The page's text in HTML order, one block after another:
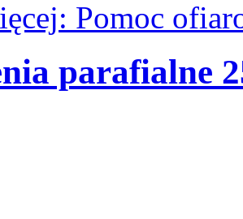
Pomoc
parafialne